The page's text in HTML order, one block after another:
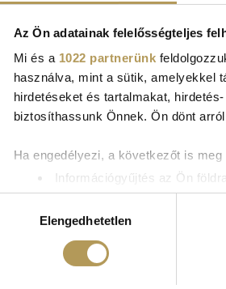
Az Ön adatainak felelősségteljes
Mi és a 1022 partnerünk
használva, mint a sütik, amelyekkel
hirdetéseket és tartalmakat,
biztosíthassunk Önnek. Ön dönt
Ha engedélyezi, a következőt is
Információgyűjtés az Ön
Az Ön készülékén
Tudjon meg többet személyes
módosíthatja vagy visszavonhatja a
kiválasztásaElengedhetetlen
A